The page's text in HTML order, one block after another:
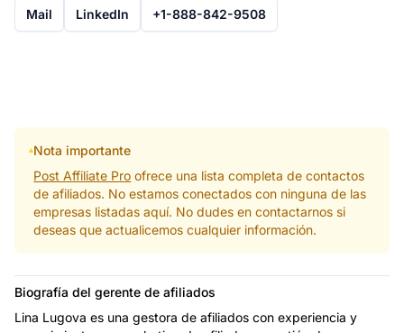
Mail LinkedIn +1-888-842-9508
Nota importante
Post Affiliate Pro ofrece una lista completa de contactos
de afiliados. No estamos conectados con ninguna de las
empresas listadas aquí. No dudes en contactarnos si
deseas que actualicemos cualquier información.
Biografía del gerente de afiliados
Lina Lugova es una gestora de afiliados con experiencia y